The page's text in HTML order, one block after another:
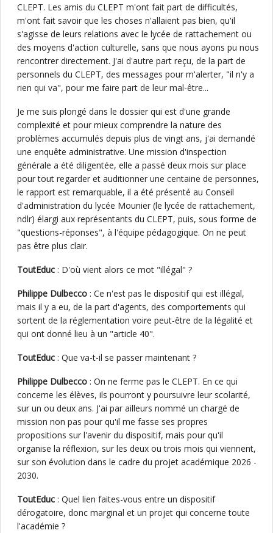
CLEPT. Les amis du CLEPT m'ont fait part de difficultés,
m'ont fait savoir que les choses n'allaient pas bien, qu'il
s'agisse de leurs relations avec le lycée de rattachement ou
des moyens d'action culturelle, sans que nous ayons pu nous
rencontrer directement. J'ai d'autre part reçu, de la part de
personnels du CLEPT, des messages pour m'alerter, "il n'y a
rien qui va", pour me faire part de leur mal-être...
Je me suis plongé dans le dossier qui est d'une grande
complexité et pour mieux comprendre la nature des
problèmes accumulés depuis plus de vingt ans, j'ai demandé
une enquête administrative. Une mission d'inspection
générale a été diligentée, elle a passé deux mois sur place
pour tout regarder et auditionner une centaine de personnes,
le rapport est remarquable, il a été présenté au Conseil
d'administration du lycée Mounier (le lycée de rattachement,
ndlr) élargi aux représentants du CLEPT, puis, sous forme de
"questions-réponses", à l'équipe pédagogique. On ne peut
pas être plus clair.
ToutEduc : D'où vient alors ce mot "illégal" ?
Philippe Dulbecco : Ce n'est pas le dispositif qui est illégal,
mais il y a eu, de la part d'agents, des comportements qui
sortent de la réglementation voire peut-être de la légalité et
qui ont donné lieu à un "article 40".
ToutEduc : Que va-t-il se passer maintenant ?
Philippe Dulbecco : On ne ferme pas le CLEPT. En ce qui
concerne les élèves, ils pourront y poursuivre leur scolarité,
sur un ou deux ans. J'ai par ailleurs nommé un chargé de
mission non pas pour qu'il me fasse ses propres
propositions sur l'avenir du dispositif, mais pour qu'il
organise la réflexion, sur les deux ou trois mois qui viennent,
sur son évolution dans le cadre du projet académique 2026 -
2030.
ToutEduc : Quel lien faites-vous entre un dispositif
dérogatoire, donc marginal et un projet qui concerne toute
l'académie ?